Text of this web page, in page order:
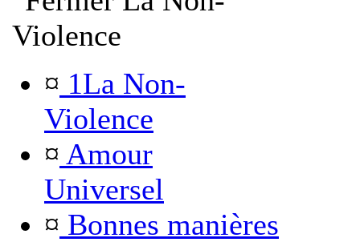
Violence
¤ 1La Non-
Violence
¤ Amour
Universel
¤ Bonnes manières